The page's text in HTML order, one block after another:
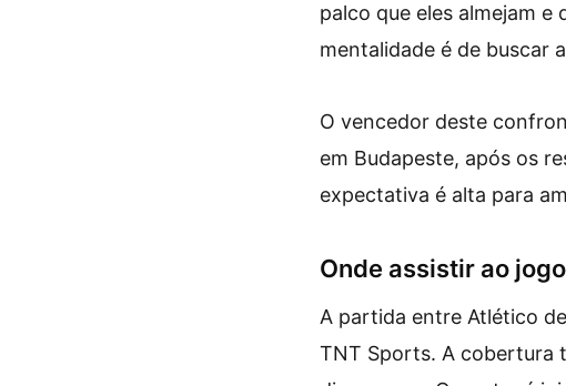
palco que eles almejam
mentalidade é de buscar
O vencedor deste
em Budapeste, após os
expectativa é alta para
Onde assistir ao
A partida entre Atlético
TNT Sports. A cobertura